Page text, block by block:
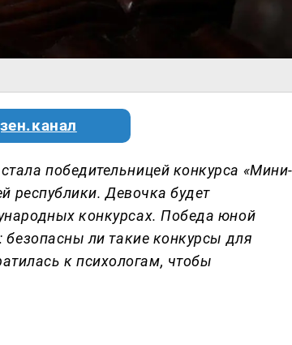
победительницей конкурса «Мини-
республики. Девочка будет
конкурсах. Победа юной
ли такие конкурсы для
к психологам, чтобы